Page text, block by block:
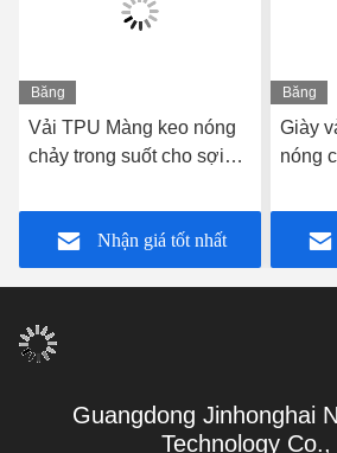
Băng
hình
Vải TPU Màng keo nóng
chảy trong suốt cho sợi
Nhận giá tốt nhất
Băng
hình
Giày
nóng
Guangdong Jinhonghai
Technology Co.,